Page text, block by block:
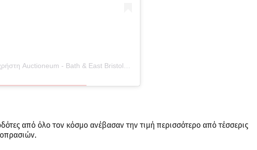
από όλο τον κόσμο ανέβασαν την τιμή περισσότερο από τέσσερις